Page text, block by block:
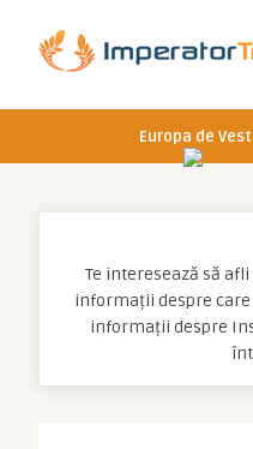
Europa de Vest
Te interesează să
informații despre care
informații despre